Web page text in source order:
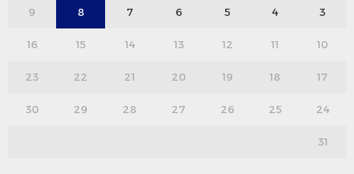
3
4
5
6
7
8
9
10
11
12
13
14
15
16
17
18
19
20
21
22
23
24
25
26
27
28
29
30
31